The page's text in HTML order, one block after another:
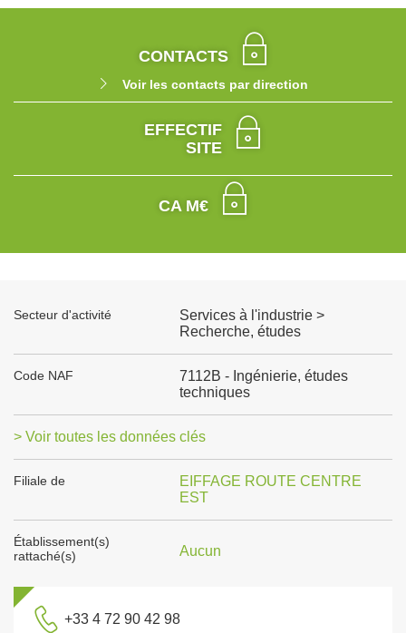
CONTACTS
Voir les contacts par direction
EFFECTIF
SITE
CA M€
Secteur d'activité
Services à l'industrie >
Recherche, études
Code NAF
7112B - Ingénierie, études
techniques
> Voir toutes les données clés
Filiale de
EIFFAGE ROUTE CENTRE
EST
Établissement(s)
rattaché(s)
Aucun
+33 4 72 90 42 98